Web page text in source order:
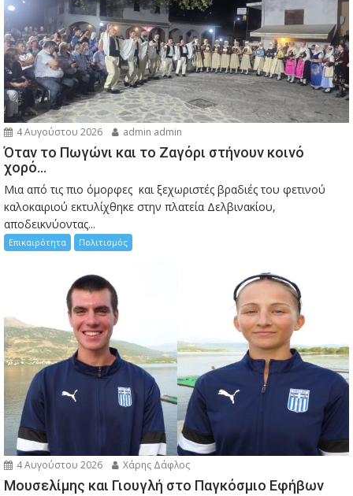
4 Αυγούστου 2026 admin admin
Όταν το Πωγώνι και το Ζαγόρι στήνουν κοινό
χορό…
Μια από τις πιο όμορφες και ξεχωριστές βραδιές του φετινού
καλοκαιριού εκτυλίχθηκε στην πλατεία Δελβινακίου,
αποδεικνύοντας...
Επικαιρότητα Πολιτισμός
4 Αυγούστου 2026 Χάρης Δάφλος
Μουσελίμης και Γιουγλή στο Παγκόσμιο Εφήβων